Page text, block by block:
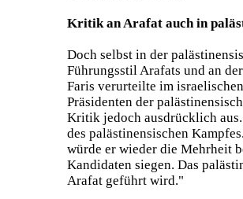
Kritik an Arafat auch in
Doch selbst in der
Führungsstil Arafats und an
Faris verurteilte im
Präsidenten der
Kritik jedoch ausdrücklich
des palästinensischen
würde er wieder die Mehrheit
Kandidaten siegen. Das
Arafat geführt wird."